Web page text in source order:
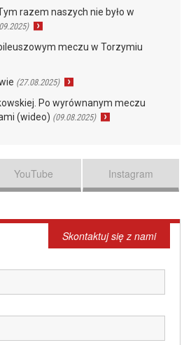
razem naszych nie było w
meczu w Torzymiu
(27.08.2025)
Po wyrównanym meczu
(wideo) (09.08.2025)
YouTube Instagram
Skontaktuj się z nami